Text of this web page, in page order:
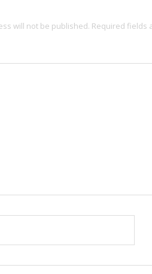
will not be published. Required fields